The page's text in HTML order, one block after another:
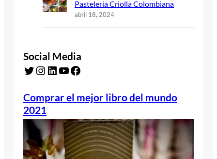
Pastelería Criolla Colombiana
abril 18, 2024
Social Media
Twitter Instagram LinkedIn YouTube Facebook
Comprar el mejor libro del mundo
2021